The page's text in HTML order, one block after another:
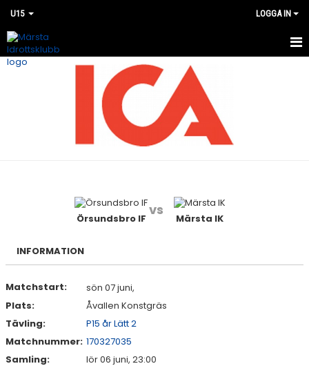
U15 LOGGA IN
HEM
KONTAKT
Örsundsbro IF
vs
Märsta IK
INFORMATION
Matchstart:
sön 07 juni,
Plats:
Åvallen Konstgräs
Tävling:
P15 år Lätt 2
Matchnummer: 170327035
Samling:
lör 06 juni, 23:00